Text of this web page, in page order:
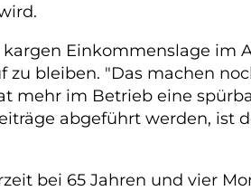
Einkommenslage im
bleiben. "Das machen
mehr im Betrieb eine
abgeführt werden, ist
bei 65 Jahren und vier